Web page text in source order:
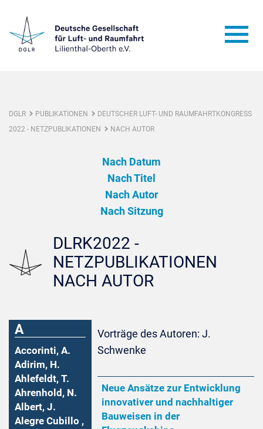
DGLR PUBLIKATIONEN
DEUTSCHER LUFT- UND RAUMFAHRTKONGRESS
2022 - NETZPUBLIKATIONEN
NACH AUTOR
Nach Datum
Nach Titel
Nach Autor
Nach Sitzung
DLRK2022 -
NETZPUBLIKATIONEN
NACH AUTOR
A
Accorinti, A.
Adirim, H.
Ahlefeldt, T.
Ahrenhold, N.
Albert, J.
Alegre Cubillo ,
Vorträge des Autoren: J.
Schwenke
Neue Ansätze zur Entwicklung
innovativer und nachhaltiger
Bauweisen in der